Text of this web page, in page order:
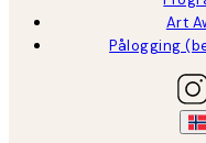
Art
Pålogging